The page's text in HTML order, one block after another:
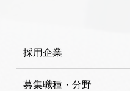
採用企業
募集職種・分野